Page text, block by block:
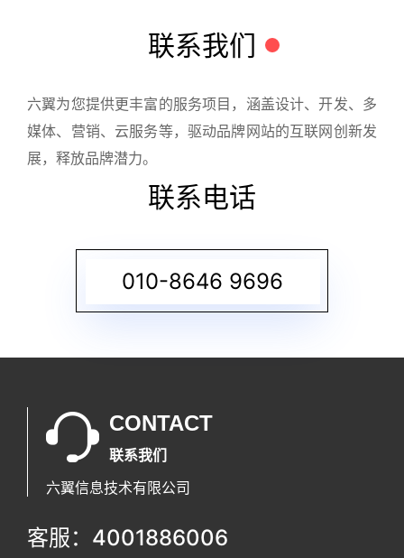
联系我们
六翼为您提供更丰富的服务项目，涵盖设计、开发、多
媒体、营销、云服务等，驱动品牌网站的互联网创新发
展，释放品牌潜力。
联系电话
010-8646 9696
CONTACT
联系我们
六翼信息技术有限公司
客服：4001886006